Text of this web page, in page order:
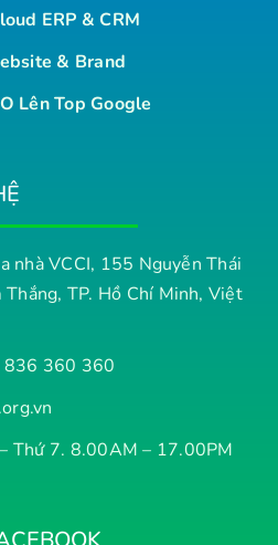
nhà VCCI, 155 Nguyễn Thái
Thắng, TP. Hồ Chí Minh, Việt
836 360 360
Thứ 7. 8.00AM – 17.00PM
ERP & CRM
& Brand
Lên Top Google